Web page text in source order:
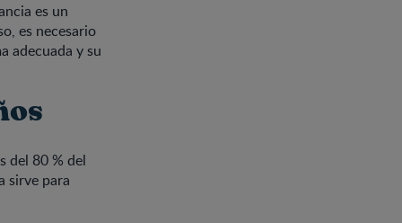
es un
es necesario
adecuada y su
del 80 % del
sirve para